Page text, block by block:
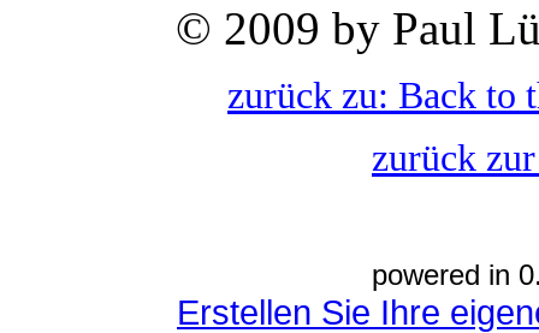
© 2009 by Paul
zurück zu: Back to
zurück
powered in
Erstellen Sie Ihre